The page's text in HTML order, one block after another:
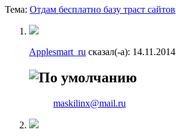
Тема: Отдам бесплатно базу траст сайтов
Applesmart_ru сказал(-а): 14.11.2014
maskilinx@mail.ru